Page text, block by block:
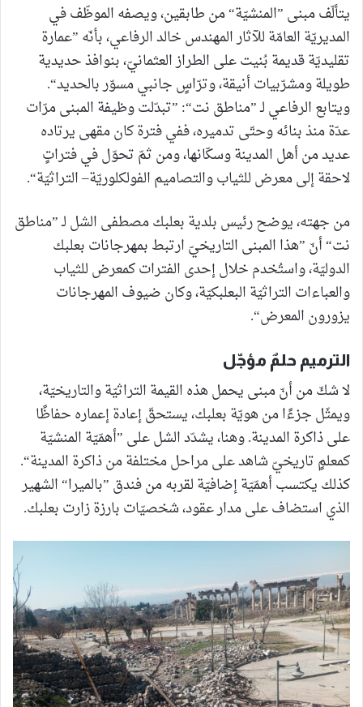
يتألّف مبنى ”المنشيّة“ من طابقين، ويصفه الموظّف في
المديريّة العامّة للآثار المهندس خالد الرفاعي، بأنّه ”عمارة
تقليديّة قديمة بُنيت على الطراز العثمانيّ، بنوافذ حديدية
طويلة ومشرّبيات أنيقة، وترّاسٍ جانبي مسوّر بالحديد“.
ويتابع الرفاعي لـ ”مناطق نت“: ”تبدّلت وظيفة المبنى مرّات
عدّة منذ بنائه وحتّى تدميره، ففي فترة كان مقهى يرتاده
عديد من أهل المدينة وسكّانها، ومن ثمّ تحوّل في فتراتٍ
لاحقة إلى معرض للثياب والتصاميم الفولكلوريّة– التراثيّة“.
من جهته، يوضح رئيس بلدية بعلبك مصطفى الشل لـ ”مناطق
نت“ أنّ ”هذا المبنى التاريخيّ ارتبط بمهرجانات بعلبك
الدوليّة، واستُخدم خلال إحدى الفترات كمعرض للثياب
والعباءات التراثيّة البعلبكيّة، وكان ضيوف المهرجانات
يزورون المعرض“.
الترميم حلمٌ مؤجّل
لا شكّ من أنّ مبنى يحمل هذه القيمة التراثيّة والتاريخيّة،
ويمثّل جزءًا من هويّة بعلبك، يستحقّ إعادة إعماره حفاظًا
على ذاكرة المدينة. وهنا، يشدّد الشل على ”أهمّيّة المنشيّة
كمعلمٍ تاريخيّ شاهد على مراحل مختلفة من ذاكرة المدينة“.
كذلك يكتسب أهمّيّة إضافيّة لقربه من فندق ”بالميرا“ الشهير
الذي استضاف على مدار عقود، شخصيّات بارزة زارت بعلبك.